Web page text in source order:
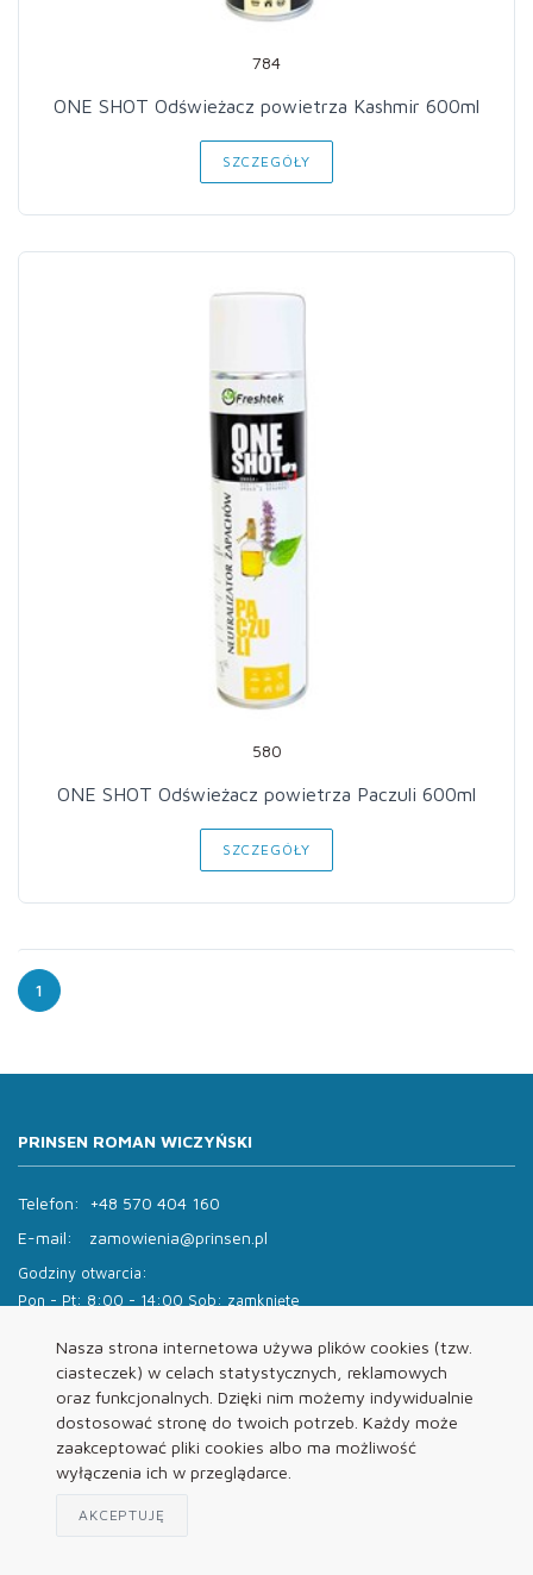
Nasza strona internetowa używa plików cookies (tzw.
ciasteczek) w celach statystycznych, reklamowych
oraz funkcjonalnych. Dzięki nim możemy indywidualnie
dostosować stronę do twoich potrzeb. Każdy może
zaakceptować pliki cookies albo ma możliwość
wyłączenia ich w przeglądarce.
AKCEPTUJĘ
784
ONE SHOT Odświeżacz powietrza Kashmir 600ml
SZCZEGÓŁY
580
ONE SHOT Odświeżacz powietrza Paczuli 600ml
SZCZEGÓŁY
1
PRINSEN ROMAN WICZYŃSKI
Telefon:
+48 570 404 160
E-mail:
zamowienia@prinsen.pl
Godziny otwarcia:
Pon - Pt: 8:00 - 14:00 Sob: zamknięte
INFORMACJE